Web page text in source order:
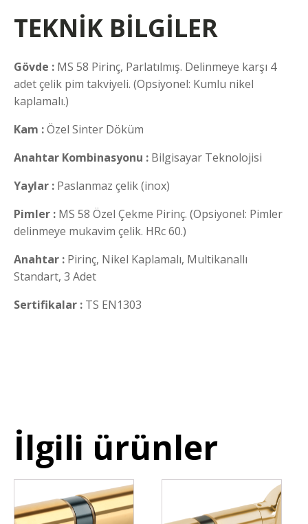
TEKNİK BİLGİLER
Gövde : MS 58 Pirinç, Parlatılmış. Delinmeye karşı 4
adet çelik pim takviyeli. (Opsiyonel: Kumlu nikel
kaplamalı.)
Kam :Özel Sinter Döküm
Anahtar Kombinasyonu : Bilgisayar Teknolojisi
Yaylar : Paslanmaz çelik (inox)
Pimler : MS 58 Özel Çekme Pirinç. (Opsiyonel: Pimler
delinmeye mukavim çelik. HRc 60.)
Anahtar : Pirinç, Nikel Kaplamalı, Multikanallı
Standart, 3 Adet
Sertifikalar : TS EN1303
İlgili ürünler